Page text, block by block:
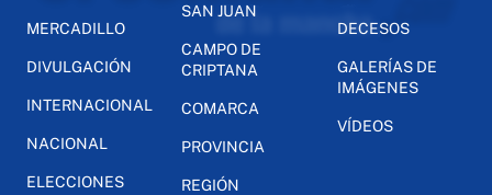
MERCADILLO
DIVULGACIÓN
INTERNACIONAL
NACIONAL
ELECCIONES
SAN JUAN
CAMPO DE
CRIPTANA
COMARCA
PROVINCIA
REGIÓN
DECESOS
GALERÍAS DE
IMÁGENES
VÍDEOS